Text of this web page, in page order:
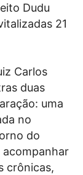
Dudu
21
Carlos
duas
uma
no
do
acompanhar
crônicas,